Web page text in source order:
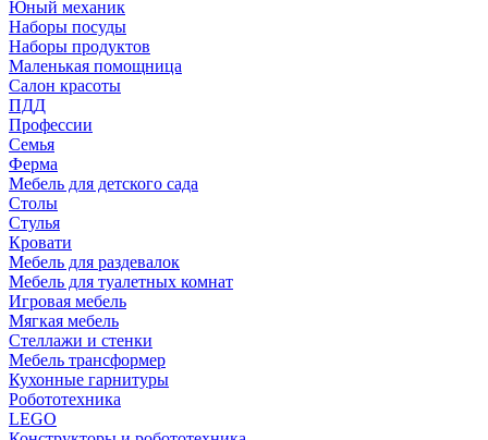
Юный механик
Наборы посуды
Наборы продуктов
Маленькая помощница
Салон красоты
ПДД
Профессии
Семья
Ферма
Мебель для детского сада
Столы
Cтулья
Кровати
Мебель для раздевалок
Мебель для туалетных комнат
Игровая мебель
Мягкая мебель
Стеллажи и стенки
Мебель трансформер
Кухонные гарнитуры
Робототехника
LEGO